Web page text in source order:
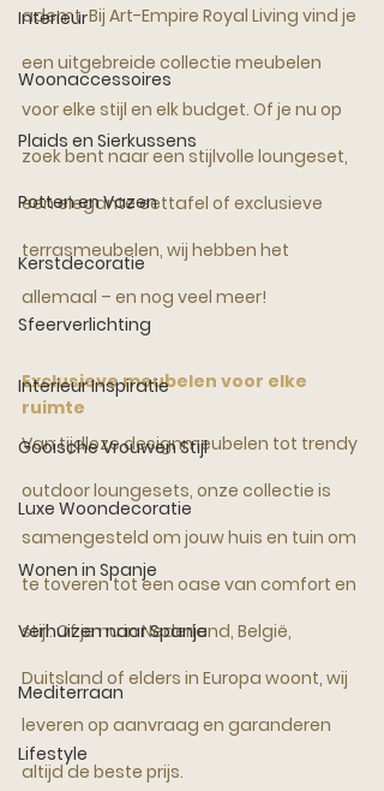
Interieur
Woonaccessoires
Plaids en Sierkussens
Potten en Vazen
Kerstdecoratie
Sfeerverlichting
Interieur Inspiratie
Gooische Vrouwen Stijl
Luxe Woondecoratie
Wonen in Spanje
Verhuizen naar Spanje
Mediterraan
Lifestyle
ademt. Bij Art-Empire Royal Living vind je
een uitgebreide collectie meubelen
voor elke stijl en elk budget. Of je nu op
zoek bent naar een stijlvolle loungeset,
een elegante eettafel of exclusieve
terrasmeubelen, wij hebben het
allemaal – en nog veel meer!
Exclusieve meubelen voor elke
ruimte
Van tijdloze designmeubelen tot trendy
outdoor loungesets, onze collectie is
samengesteld om jouw huis en tuin om
te toveren tot een oase van comfort en
stijl. Of je nu in Nederland, België,
Duitsland of elders in Europa woont, wij
leveren op aanvraag en garanderen
altijd de beste prijs.